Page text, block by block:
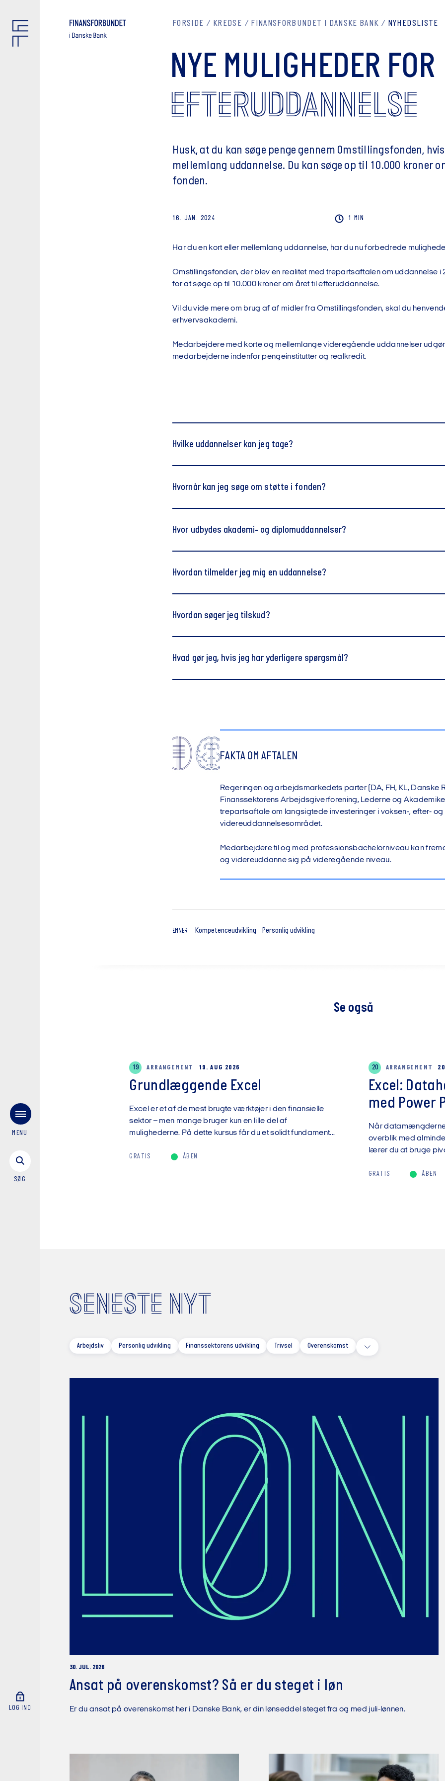
MENU
SØG
LOG IND
FORSIDE KREDSE FINANSFORBUNDET I DANSKE BANK NYHEDSLISTE
NYE MULIGHEDER FOR
EFTERUDDANNELSE
Husk, at du kan søge penge gennem Omstillingsfonden,
mellemlang uddannelse. Du kan søge op til 10.000 kroner
fonden.
16. JAN. 2024 1 MIN
Har du en kort eller mellemlang uddannelse, har du nu forbedrede
Omstillingsfonden, der blev en realitet med trepartsaftalen om uddannelse i
for at søge op til 10.000 kroner om året til efteruddannelse.
Vil du vide mere om brug af af midler fra Omstillingsfonden, skal du
erhvervsakademi.
Medarbejdere med korte og mellemlange videregående uddannelser
medarbejderne indenfor pengeinstitutter og realkredit.
Hvilke uddannelser kan jeg tage?
HD 2. del
der har en erhvervsuddannelse som det højeste niveau.
Hvornår kan jeg søge om støtte i fonden?
Hvor udbydes akademi- og diplomuddannelser?
Hvordan tilmelder jeg mig en uddannelse?
Hvordan søger jeg tilskud?
at du får maksimum 10.000 kr. i støtte om året
at institutionen fortsat har midler tilbage i fonden
Hvad gør jeg, hvis jeg har yderligere spørgsmål?
FAKTA OM AFTALEN
Regeringen og arbejdsmarkedets parter (DA, FH, KL, Danske
Finanssektorens Arbejdsgiverforening, Lederne og
trepartsaftale om langsigtede investeringer i voksen-, efter- og
videreuddannelsesområdet.
Medarbejdere til og med professionsbachelorniveau kan
og videreuddanne sig på videregående niveau.
EMNER Kompetenceudvikling Personlig udvikling
Se også
19 ARRANGEMENT 19. AUG 2026
Grundlæggende Excel
Excel er et af de mest brugte værktøjer i den finansielle
sektor – men mange bruger kun en lille del af
mulighederne. På dette kursus får du et solidt fundament...
GRATIS ÅBEN
20 ARRANGEMENT
Excel:
med Power
Når
overblik med
lærer du at bruge
GRATIS ÅBEN
SENESTE NYT
Arbejdsliv Personlig udvikling Finanssektorens udvikling Trivsel Overenskomst
30. JUL. 2026
Ansat på overenskomst? Så er du steget i løn
Er du ansat på overenskomst her i Danske Bank, er din lønseddel steget fra og med juli-lønnen.